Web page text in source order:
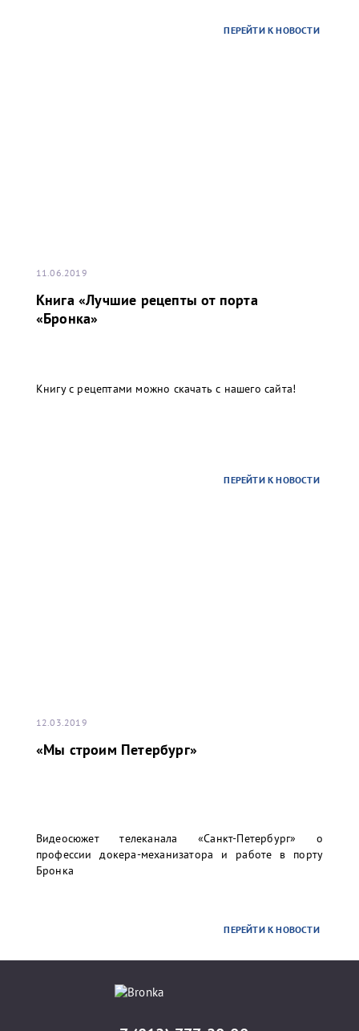
ПЕРЕЙТИ К НОВОСТИ
11.06.2019
Книга «Лучшие рецепты от порта
«Бронка»
Книгу с рецептами можно скачать с нашего сайта!
ПЕРЕЙТИ К НОВОСТИ
12.03.2019
«Мы строим Петербург»
Видеосюжет телеканала «Санкт-Петербург» о
профессии докера-механизатора и работе в порту
Бронка
ПЕРЕЙТИ К НОВОСТИ